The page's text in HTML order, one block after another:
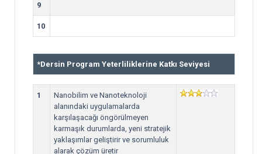
9
10
*Dersin Program Yeterliliklerine Katkı Seviyesi
1
Nanobilim ve Nanoteknoloji
alanındaki uygulamalarda
karşılaşacağı öngörülmeyen
karmaşık durumlarda, yeni stratejik
yaklaşımlar geliştirir ve sorumluluk
alarak çözüm üretir